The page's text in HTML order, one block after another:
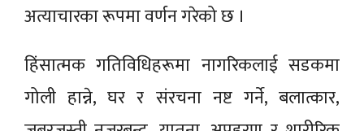
अत्याचारका रूपमा वर्णन गरेको छ ।
हिंसात्मक गतिविधिहरूमा नागरिकलाई सडकमा
गोली हान्ने, घर र संरचना नष्ट गर्ने, बलात्कार,